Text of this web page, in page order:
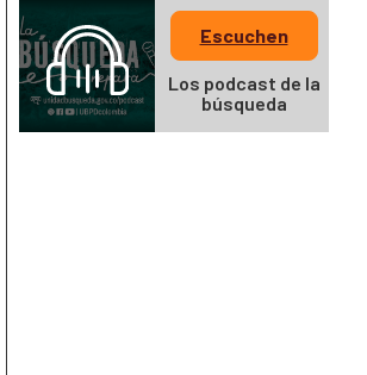
Escuchen
Los podcast de la
búsqueda